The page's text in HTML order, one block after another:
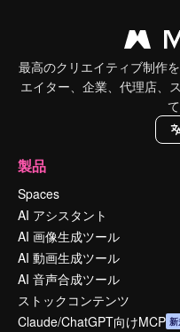
最高のクリエイティブ制作
エイター、企業、代理店、
製品
Spaces
AI アシスタント
AI 画像生成ツール
AI 動画生成ツール
AI 音声合成ツール
ストックコンテンツ
Claude/ChatGPT向けMCP 新